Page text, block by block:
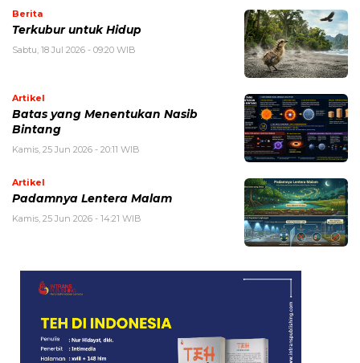
Berita
Terkubur untuk Hidup
Sabtu, 18 Jul 2026 - 09:20 WIB
Artikel
Batas yang Menentukan Nasib
Bintang
Kamis, 25 Jun 2026 - 20:11 WIB
Artikel
Padamnya Lentera Malam
Kamis, 25 Jun 2026 - 14:21 WIB